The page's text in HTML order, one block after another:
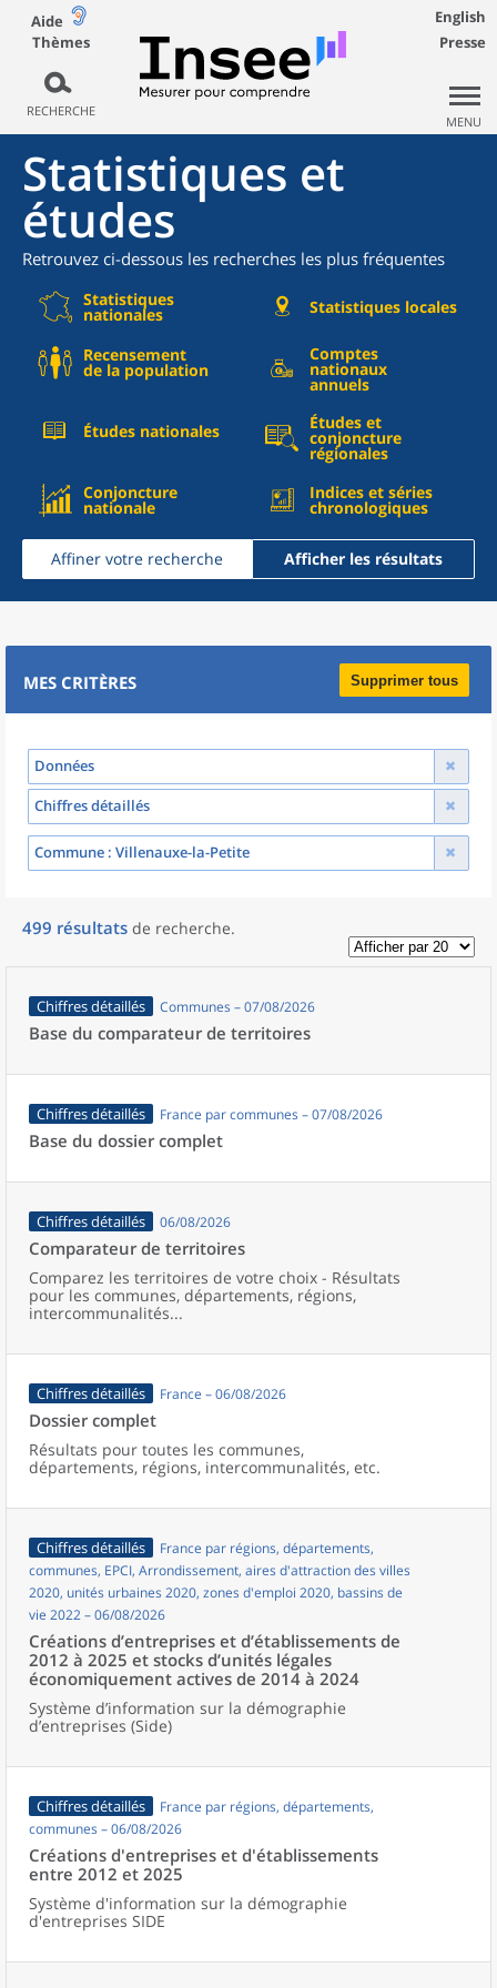
Aide
Thèmes
RECHERCHE
English
Presse
MENU
Statistiques et
études
Retrouvez ci-dessous les recherches les plus fréquentes
Statistiques
nationales Statistiques locales
Recensement
de la population
Comptes
nationaux
annuels
Études nationales Études et
conjoncture
régionales
Conjoncture
nationale
Indices et séries
chronologiques
Affiner votre recherche Afficher les résultats
MES CRITÈRES Supprimer tous
Données
Chiffres détaillés
Commune : Villenauxe-la-Petite
499 résultats de recherche.
Chiffres détaillés Communes – 07/08/2026
Base du comparateur de territoires
Chiffres détaillés France par communes – 07/08/2026
Base du dossier complet
Chiffres détaillés 06/08/2026
Comparateur de territoires
Comparez les territoires de votre choix - Résultats
pour les communes, départements, régions,
intercommunalités...
Chiffres détaillés France – 06/08/2026
Dossier complet
Résultats pour toutes les communes,
départements, régions, intercommunalités, etc.
Chiffres détaillés
France par régions, départements,
communes, EPCI, Arrondissement, aires d'attraction des villes
2020, unités urbaines 2020, zones d'emploi 2020, bassins de
vie 2022 – 06/08/2026
Créations d’entreprises et d’établissements de
2012 à 2025 et stocks d’unités légales
économiquement actives de 2014 à 2024
Système d’information sur la démographie
d’entreprises (Side)
Chiffres détaillés
France par régions, départements,
communes – 06/08/2026
Créations d'entreprises et d'établissements
entre 2012 et 2025
Système d'information sur la démographie
d'entreprises SIDE